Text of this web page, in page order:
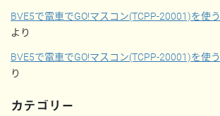
BVE5で電車でGO!マスコン(TCPP-20001)を使う
より
BVE5で電車でGO!マスコン(TCPP-20001)を使う
り
カテゴリー